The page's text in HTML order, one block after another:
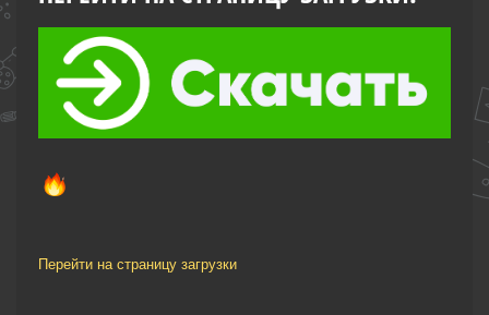
Перейти на страницу загрузки